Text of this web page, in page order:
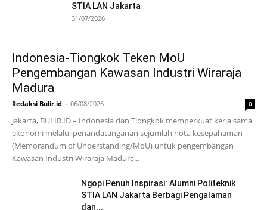
STIA LAN Jakarta
31/07/2026
Indonesia-Tiongkok Teken MoU
Pengembangan Kawasan Industri Wiraraja
Madura
Redaksi Bulir.id - 06/08/2026 0
Jakarta, BULIR.ID – Indonesia dan Tiongkok memperkuat kerja sama
ekonomi melalui penandatanganan sejumlah nota kesepahaman
(Memorandum of Understanding/MoU) untuk pengembangan
Kawasan Industri Wiraraja Madura...
Ngopi Penuh Inspirasi: Alumni Politeknik
STIA LAN Jakarta Berbagi Pengalaman
dan...